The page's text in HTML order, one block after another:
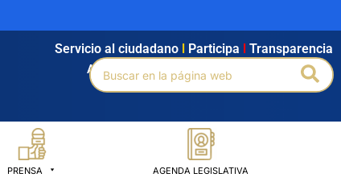
Agendamiento Intranet Búsqueda avanzada
Servicio al ciudadano Participa Transparencia
Buscar
por:
PRENSA AGENDA LEGISLATIVA